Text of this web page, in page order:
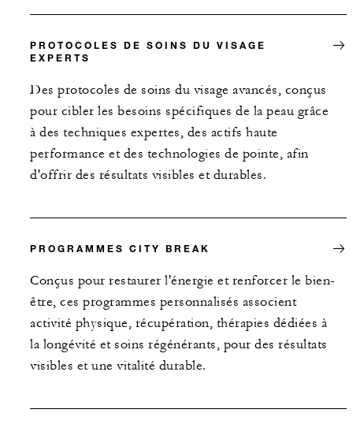
PROTOCOLES DE SOINS DU VISAGE
EXPERTS
Des protocoles de soins du visage avancés, conçus
pour cibler les besoins spécifiques de la peau grâce
à des techniques expertes, des actifs haute
performance et des technologies de pointe, afin
d'offrir des résultats visibles et durables.
PROGRAMMES CITY BREAK
Conçus pour restaurer l'énergie et renforcer le bien-
être, ces programmes personnalisés associent
activité physique, récupération, thérapies dédiées à
la longévité et soins régénérants, pour des résultats
visibles et une vitalité durable.